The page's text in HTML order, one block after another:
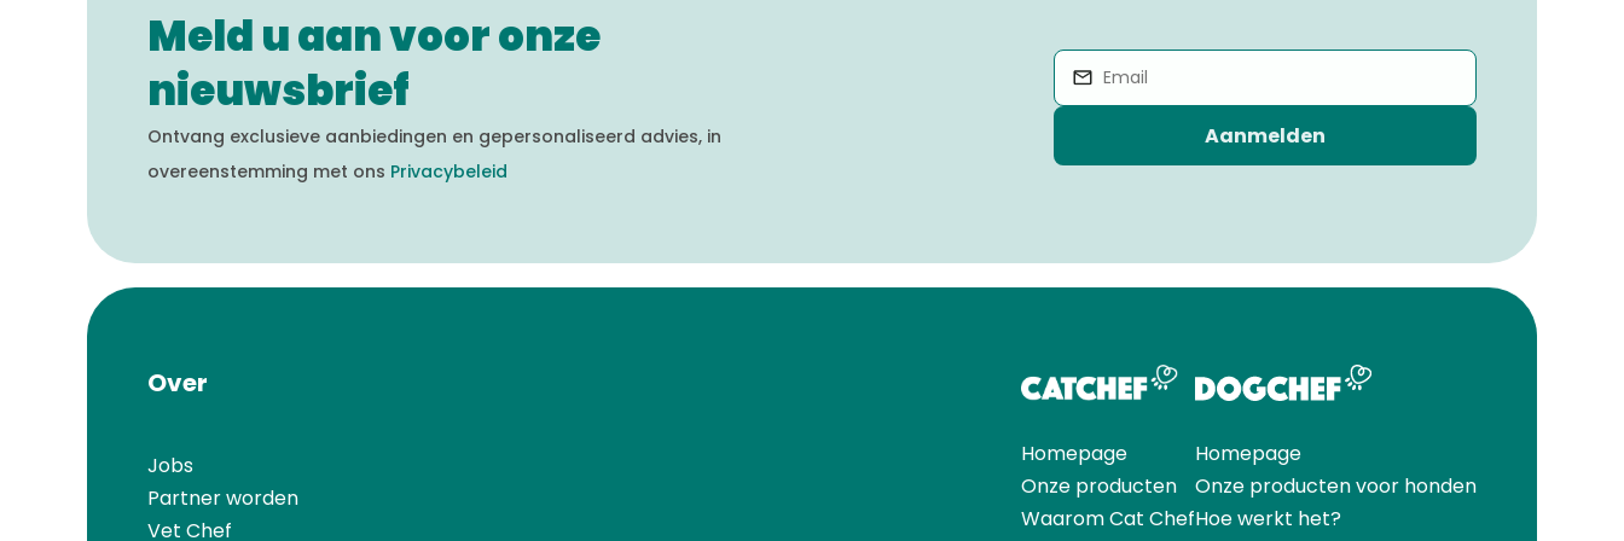
Meld u aan voor onze
nieuwsbrief
Ontvang exclusieve aanbiedingen en gepersonaliseerd advies, in
overeenstemming met ons Privacybeleid
Aanmelden
Over
Jobs
Partner worden
Vet Chef
Homepage
Onze producten
Waarom Cat Chef
Homepage
Onze producten voor honden
Hoe werkt het?